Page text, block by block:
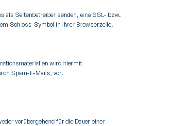
als Seitenbetreiber senden, eine SSL- bzw.
Schloss-Symbol in Ihrer Browserzeile.
wird hiermit
Spam-E-Mails, vor.
vorübergehend für die Dauer einer